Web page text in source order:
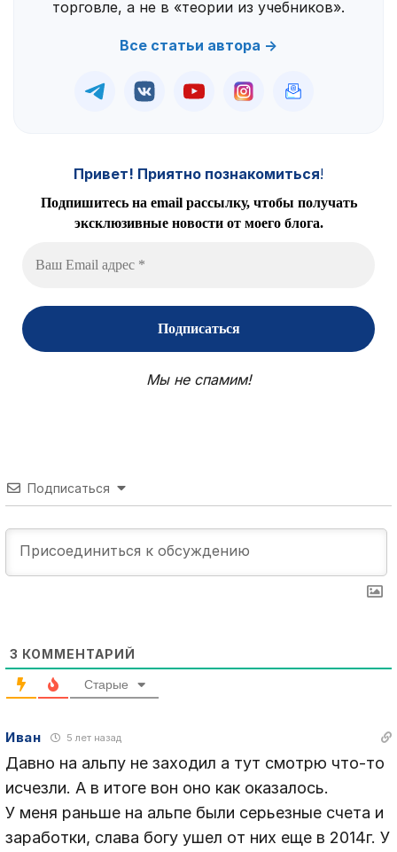
торговле, а не в «теории из учебников».
Все статьи автора →
Привет! Приятно познакомиться!
Подпишитесь на email рассылку, чтобы получать
эксклюзивные новости от моего блога.
Мы не спамим!
Подписаться
3 КОММЕНТАРИЙ
Старые
Иван 5 лет назад
Давно на альпу не заходил а тут смотрю что-то
исчезли. А в итоге вон оно как оказалось.
У меня раньше на альпе были серьезные счета и
заработки, слава богу ушел от них еще в 2014г. У